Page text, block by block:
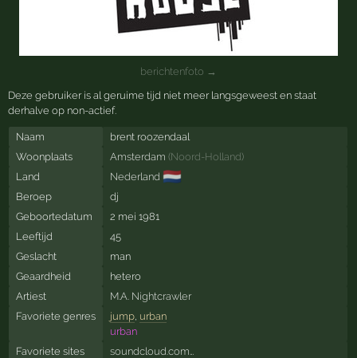
berichtenfoto →
Deze gebruiker is al geruime tijd niet meer langsgeweest en staat
derhalve op non-actief.
Naam
brent roozendaal
Woonplaats
Amsterdam (Noord-Holland)
Land
Nederland 🇳🇱
Beroep
dj
Geboortedatum
2 mei 1981
Leeftijd
45
Geslacht
man
Geaardheid
hetero
Artiest
M.A. Nightcrawler
Favoriete genres
jump, urban
urban
Favoriete sites
soundcloud.com…